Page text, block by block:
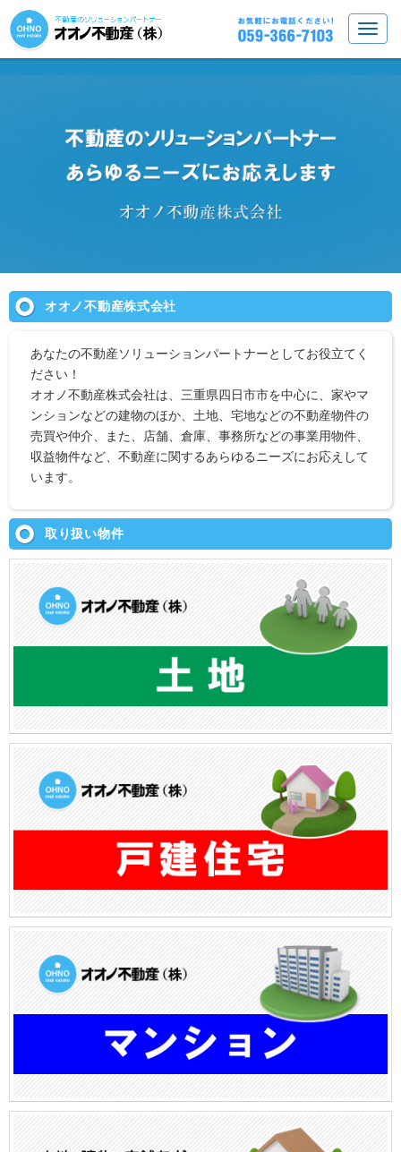
オオノ不動産株式会社
あなたの不動産ソリューションパートナーとしてお役立てく
ださい！
オオノ不動産株式会社は、三重県四日市市を中心に、家やマ
ンションなどの建物のほか、土地、宅地などの不動産物件の
売買や仲介、また、店舗、倉庫、事務所などの事業用物件、
収益物件など、不動産に関するあらゆるニーズにお応えして
います。
取り扱い物件